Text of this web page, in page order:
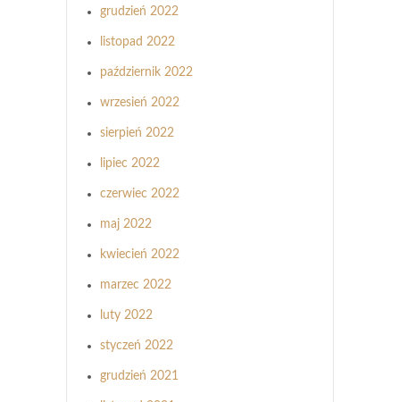
grudzień 2022
listopad 2022
październik 2022
wrzesień 2022
sierpień 2022
lipiec 2022
czerwiec 2022
maj 2022
kwiecień 2022
marzec 2022
luty 2022
styczeń 2022
grudzień 2021